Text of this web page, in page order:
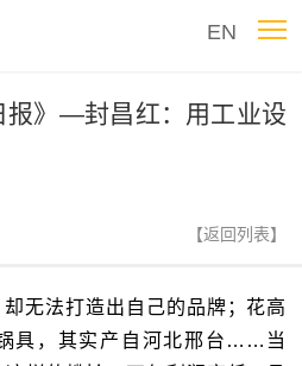
EN
报》—封昌红：用工业设
【返回列表】
无法打造出自己的品牌； 花高
具，其实产自河北邢台……当